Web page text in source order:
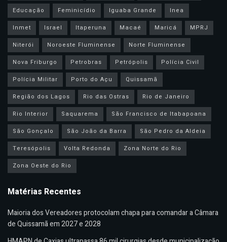
Educação
Feminicídio Iguaba Grande
Inea
Inmet
Israel Itaperuna Macaé Maricá
MPRJ
Niterói
Noroeste Fluminense
Norte Fluminense
Nova Friburgo
Petrobras Petrópolis
Polícia Civil
Polícia Militar
Porto do Açu
Quissamã
Região dos Lagos
Rio das Ostras
Rio de Janeiro
Rio Interior
Saquarema
São Francisco de Itabapoana
São Gonçalo
São João da Barra
São Pedro da Aldeia
Teresópolis
Volta Redonda
Zona Norte do Rio
Zona Oeste do Rio
Matérias Recentes
Maioria dos Vereadores protocolam chapa para comandar a Câmara
de Quissamã em 2027 e 2028